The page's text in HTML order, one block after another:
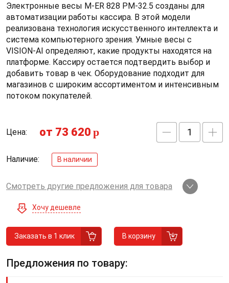
Электронные весы M-ER 828 PM-32.5 созданы для
автоматизации работы кассира. В этой модели
реализована технология искусственного интеллекта и
система компьютерного зрения. Умные весы с
VISION-AI определяют, какие продукты находятся на
платформе. Кассиру остается подтвердить выбор и
добавить товар в чек. Оборудование подходит для
магазинов с широким ассортиментом и интенсивным
потоком покупателей.
Цена: от 73 620 p
Наличие: В наличии
Смотреть другие предложения для товара
Хочу дешевле
Заказать в 1 клик В корзину
Предложения по товару: